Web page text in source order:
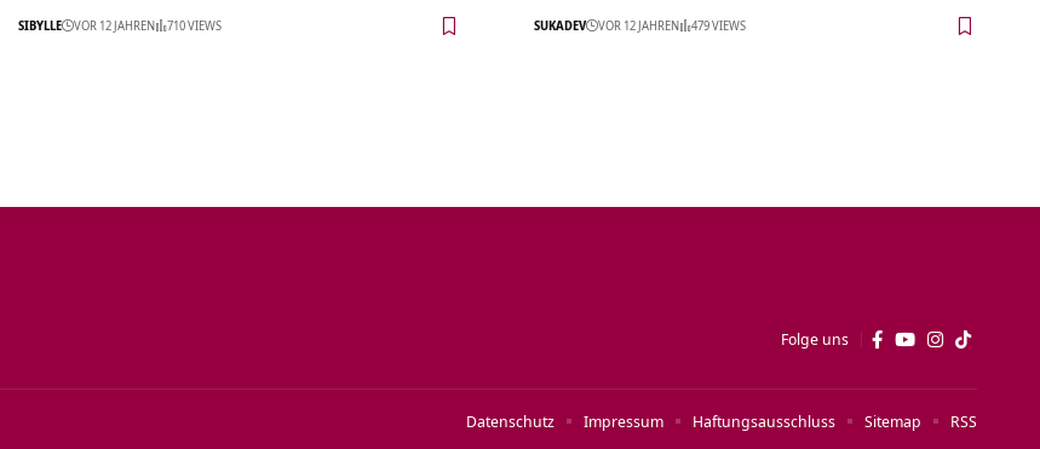
SIBYLLE VOR 12 JAHREN 710 VIEWS SUKADEV VOR 12 JAHREN 479 VIEWS
Folge uns
Datenschutz Impressum Haftungsausschluss Sitemap RSS